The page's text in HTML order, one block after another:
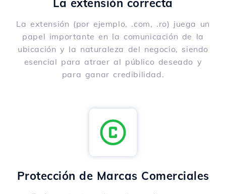
La extensión correcta
La extensión (por ejemplo, .com, .ro) juega un
papel importante en la comunicación de la
ubicación y la naturaleza del negocio, siendo
esencial para atraer al público deseado y
para ganar credibilidad.
Protección de Marcas Comerciales